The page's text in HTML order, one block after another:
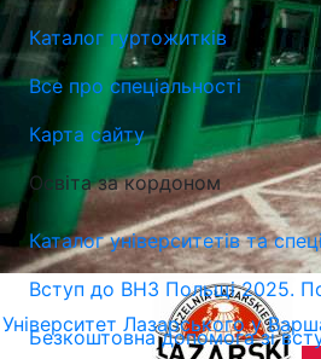
Університет Лазарського у
Каталог гуртожитків
Все про спеціальності
Карта сайту
Освіта за кордоном
Каталог університетів та
Вступ до ВНЗ Польщі 2025.
Безкоштовна допомога зі